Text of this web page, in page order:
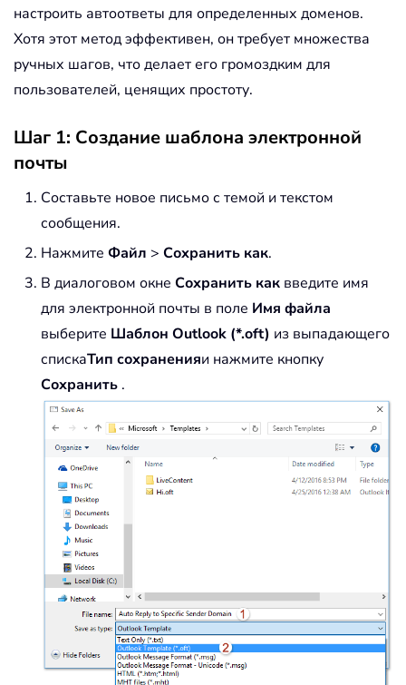
настроить автоответы для определенных доменов.
Хотя этот метод эффективен, он требует множества
ручных шагов, что делает его громоздким для
пользователей, ценящих простоту.
Шаг 1: Создание шаблона электронной
почты
Составьте новое письмо с темой и текстом
сообщения.
Нажмите Файл > Сохранить как.
В диалоговом окне Сохранить как введите имя
для электронной почты в поле Имя файла
выберите Шаблон Outlook (*.oft) из выпадающего
спискаТип сохраненияи нажмите кнопку
Сохранить .